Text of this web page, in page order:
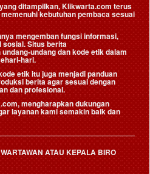
ditampilkan, Klikwarta.com terus
kebutuhan pembaca sesuai
mengemban fungsi informasi,
sosial. Situs berita
undang dan kode etik dalam
hari.
etik itu juga menjadi panduan
berita agar sesuai dengan
dan profesional.
mengharapkan dukungan
layanan kami semakin baik dan
ATAU KEPALA BIRO